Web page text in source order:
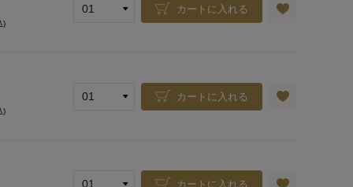
)
カートに入れる
)
カートに入れる
カートに入れる